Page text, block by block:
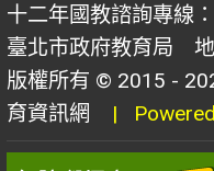
十二年國教諮詢專線
臺北市政府教育局
版權所有 © 2015 -
育資訊網
|